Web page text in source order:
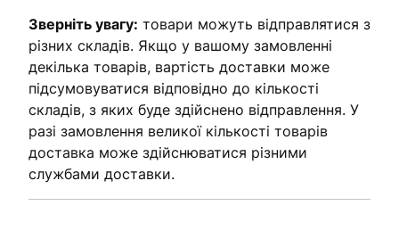
Зверніть увагу: товари можуть відправлятися з
різних складів. Якщо у вашому замовленні
декілька товарів, вартість доставки може
підсумовуватися відповідно до кількості
складів, з яких буде здійснено відправлення. У
разі замовлення великої кількості товарів
доставка може здійснюватися різними
службами доставки.